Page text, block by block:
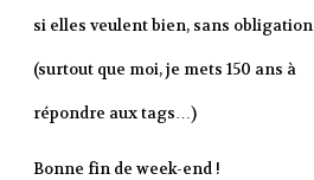
si elles veulent bien, sans obligation
(surtout que moi, je mets 150 ans à
répondre aux tags…)
Bonne fin de week-end !